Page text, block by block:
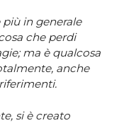
in generale
che perdi
ma è qualcosa
anche
si è creato